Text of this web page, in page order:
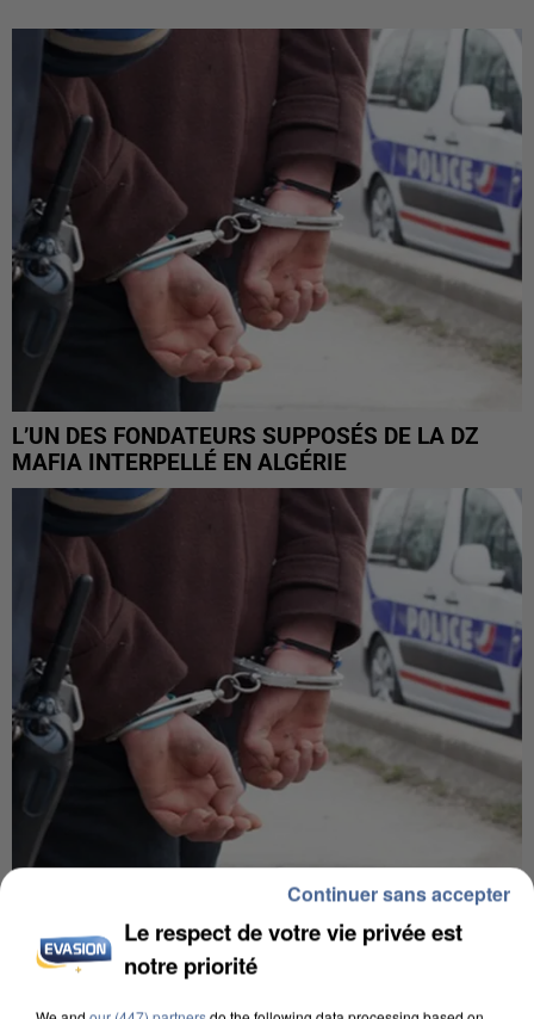
L’UN DES FONDATEURS SUPPOSÉS DE LA DZ
MAFIA INTERPELLÉ EN ALGÉRIE
UN SECOND CADRE DE LA DZ MAFIA
INTERPELLÉ EN ALGÉRIE
Le respect de votre vie privée est
notre priorité
Continuer sans accepter